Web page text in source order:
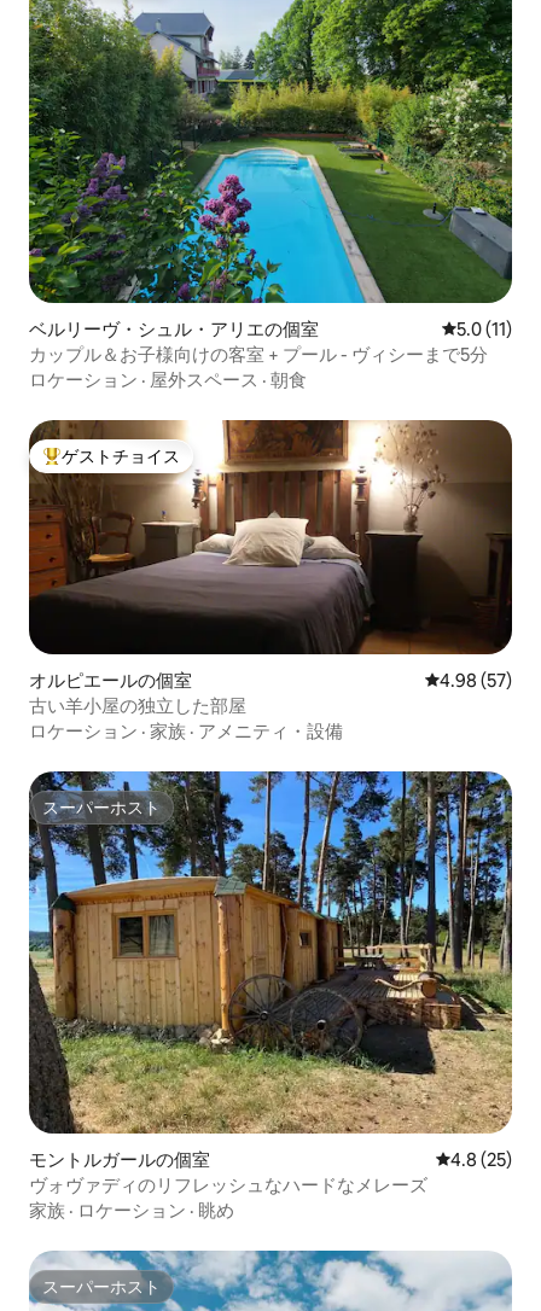
ベルリーヴ・シュル・アリエの個室 レビュー11
5.0 (11)
カップル＆お子様向けの客室 + プール - ヴィシーまで5分
ロケーション · 屋外スペース · 朝食
大好評のゲストチョイスです。
ゲストチョイス
オルピエールの個室 レビュー57
4.98 (57)
古い羊小屋の独立した部屋
ロケーション · 家族 · アメニティ・設備
スーパーホスト
スーパーホスト
モントルガールの個室 レビュー25
4.8 (25)
ヴォヴァディのリフレッシュなハードなメレーズ
家族 · ロケーション · 眺め
スーパーホスト
スーパーホスト